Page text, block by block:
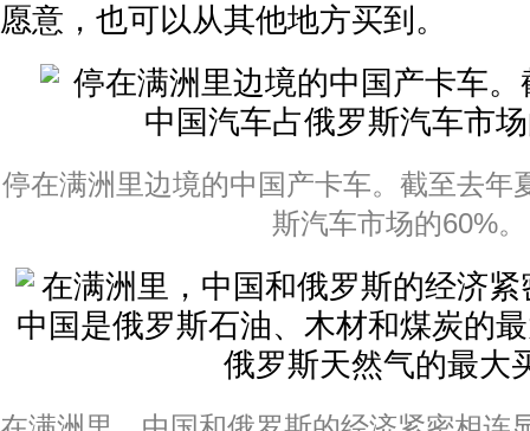
愿意，也可以从其他地方买到。
停在满洲里边境的中国产卡车。截至去年
斯汽车市场的60%。